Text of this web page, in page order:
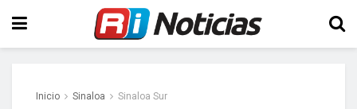
Inicio Sinaloa Sinaloa Sur